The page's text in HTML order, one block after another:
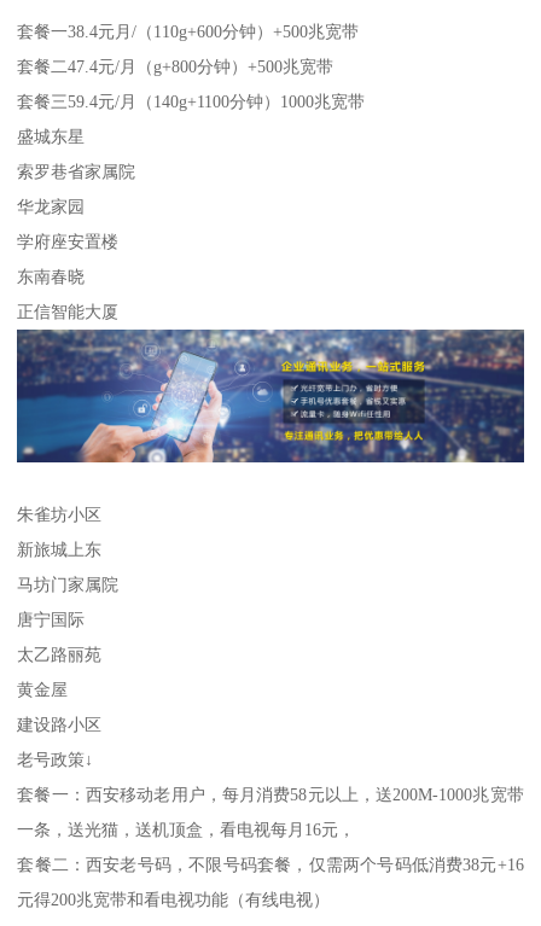
套餐一38.4元月/（110g+600分钟）+500兆宽带
套餐二47.4元/月（g+800分钟）+500兆宽带
套餐三59.4元/月（140g+1100分钟）1000兆宽带
盛城东星
索罗巷省家属院
华龙家园
学府座安置楼
东南春晓
正信智能大厦
朱雀坊小区
新旅城上东
马坊门家属院
唐宁国际
太乙路丽苑
黄金屋
建设路小区
老号政策↓
套餐一：西安移动老用户，每月消费58元以上，送200M-1000兆宽带
一条，送光猫，送机顶盒，看电视每月16元，
套餐二：西安老号码，不限号码套餐，仅需两个号码低消费38元+16
元得200兆宽带和看电视功能（有线电视）